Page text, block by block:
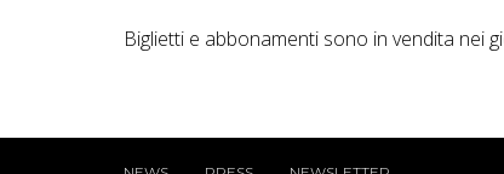
Biglietti e abbonamenti sono in vendita nei